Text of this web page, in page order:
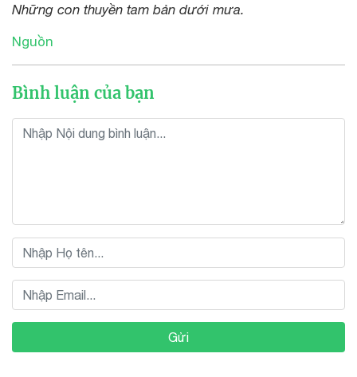
Những con thuyền tam bản dưới mưa.
Nguồn
Bình luận của bạn
Gửi